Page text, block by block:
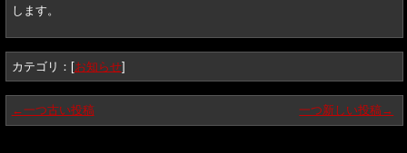
します。
カテゴリ：[お知らせ]
←一つ古い投稿 一つ新しい投稿→